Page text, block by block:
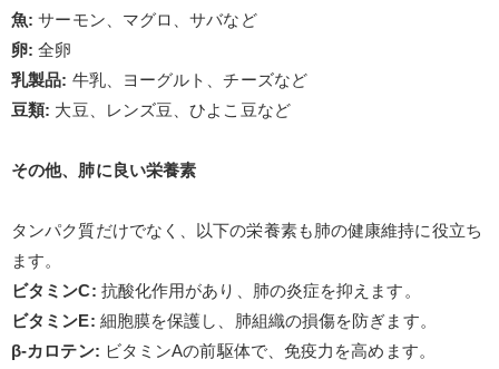
魚: サーモン、マグロ、サバなど
卵: 全卵
乳製品: 牛乳、ヨーグルト、チーズなど
豆類: 大豆、レンズ豆、ひよこ豆など
その他、肺に良い栄養素
タンパク質だけでなく、以下の栄養素も肺の健康維持に役立ち
ます。
ビタミンC: 抗酸化作用があり、肺の炎症を抑えます。
ビタミンE: 細胞膜を保護し、肺組織の損傷を防ぎます。
β-カロテン: ビタミンAの前駆体で、免疫力を高めます。